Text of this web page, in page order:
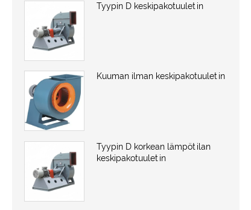
Tyypin D keskipakotuuletin
Kuuman ilman keskipakotuuletin
Tyypin D korkean lämpötilan
keskipakotuuletin